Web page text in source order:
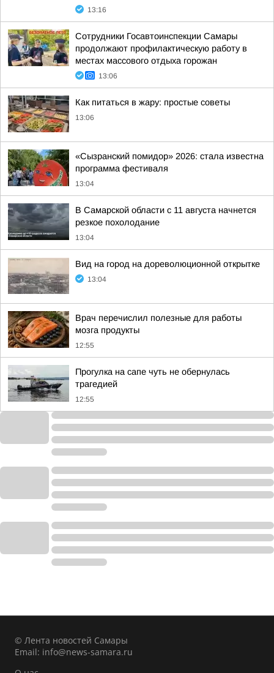
13:16
Сотрудники Госавтоинспекции Самары
продолжают профилактическую работу в
местах массового отдыха горожан
13:06
Как питаться в жару: простые советы
13:06
«Сызранский помидор» 2026: стала известна
программа фестиваля
13:04
В Самарской области с 11 августа начнется
резкое похолодание
13:04
Вид на город на дореволюционной открытке
13:04
Врач перечислил полезные для работы
мозга продукты
12:55
Прогулка на сапе чуть не обернулась
трагедией
12:55
© Лента новостей Самары
Email: info@news-samara.ru